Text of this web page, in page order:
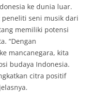
ke dunia luar.
seni musik dari
memiliki potensi
“Dengan
mancanegara, kita
budaya Indonesia.
citra positif